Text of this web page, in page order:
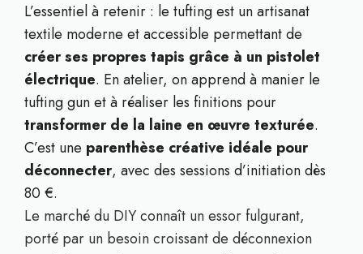
L’essentiel à retenir : le tufting est un artisanat
textile moderne et accessible permettant de
créer ses propres tapis grâce à un pistolet
électrique. En atelier, on apprend à manier le
tufting gun et à réaliser les finitions pour
transformer de la laine en œuvre texturée.
C’est une parenthèse créative idéale pour
déconnecter, avec des sessions d’initiation dès
80 €.
Le marché du DIY connaît un essor fulgurant,
porté par un besoin croissant de déconnexion